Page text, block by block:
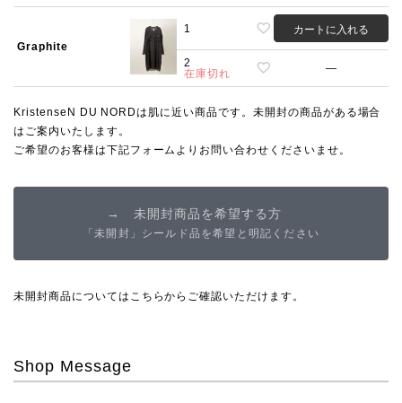
Graphite
1 カートに入れる
2
在庫切れ
—
KristenseN DU NORDは肌に近い商品です。未開封の商品がある場合
はご案内いたします。
ご希望のお客様は下記フォームよりお問い合わせくださいませ。
→ 未開封商品を希望する方
「未開封」シールド品を希望と明記ください
未開封商品については こちらから ご確認いただけます。
Shop Message